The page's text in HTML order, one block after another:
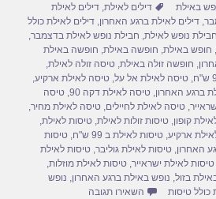
e
באילת תגיות
דילים לאילת,דילים לאילת
,דילים לאילת ברגע האחרון,דילים לאילת כולל
חבילת נופש לאילת, חבילת נופש לאילת בדצמבר,
, חופש באילת, חופשה באילת, חופשה באילת
, חופשה זולה באילת,טיסה זולה לאילת,
,טיסה לאילת אל על,טיסה לאילת ארקיע,
ברגע האחרון,טיסה לאילת דקה 90 ,טיסה
,טיסה לאילת לחיילים,טיסה לאילת מחיר,
קופון,טיסות זולות לאילת,טיסות לאילת,
ארקיע,טיסות לאילת ב 99 ש"ח ,טיסות
האחרון,טיסות לאילת גוליבר,טיסות לאילת
טיסות לאילת ישראייר,טיסות לאילת מוזלות,
בזול, נופש באילת ברגע האחרון, נופש
כולל טיסות השאירו תגובה